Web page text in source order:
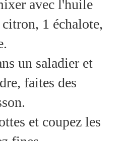
avec l'huile
1 échalote,
un saladier et
faites des
et coupez les